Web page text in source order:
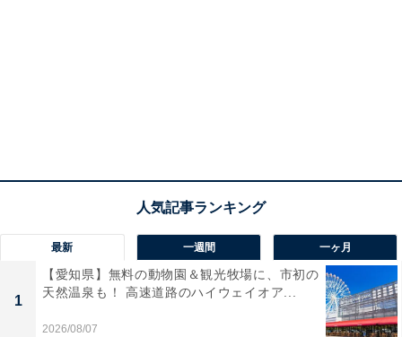
最新 一週間 一ヶ月
1
【愛知県】無料の動物園＆観光牧場に、市初の
天然温泉も！ 高速道路のハイウェイオア...
2026/08/07